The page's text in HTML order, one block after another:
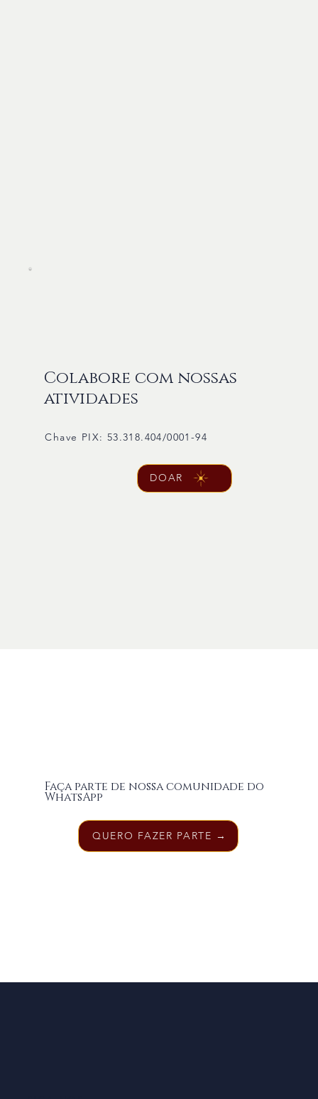
Faça parte de nossa comunidade do
WhatsApp
QUERO FAZER PARTE →
Colabore com nossas
atividades
Chave PIX: 53.318.404/0001-94
DOAR